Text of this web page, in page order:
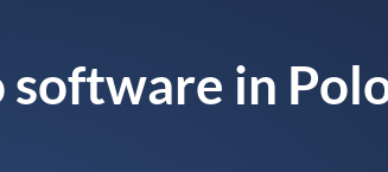
software in